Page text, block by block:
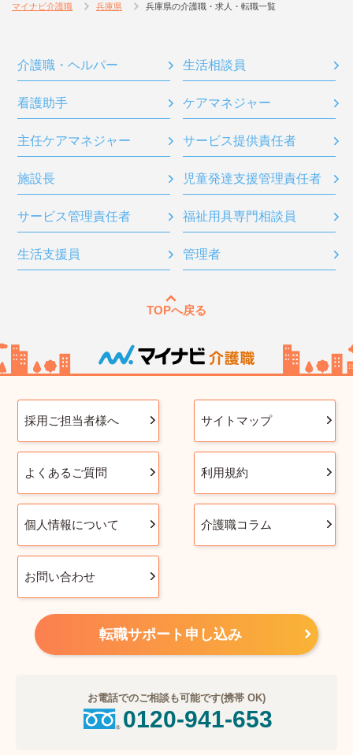
マイナビ介護職 兵庫県 兵庫県の介護職・求人・転職一覧
介護職・ヘルパー 生活相談員
看護助手 ケアマネジャー
主任ケアマネジャー サービス提供責任者
施設長 児童発達支援管理責任者
サービス管理責任者 福祉用具専門相談員
生活支援員 管理者
TOPへ戻る
採用ご担当者様へ サイトマップ
よくあるご質問 利用規約
個人情報について 介護職コラム
お問い合わせ
転職サポート申し込み
お電話でのご相談も可能です(携帯 OK)
0120-941-653